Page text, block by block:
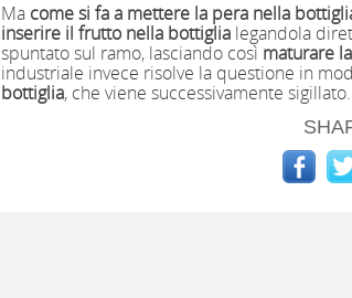
Ma come si fa a mettere la pera nella
inserire il frutto nella bottiglia legandola
spuntato sul ramo, lasciando così maturare
industriale invece risolve la questione in
bottiglia, che viene successivamente sigillato.